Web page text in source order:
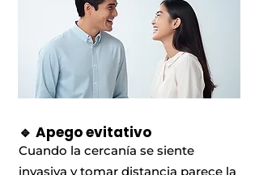
🔹 Apego evitativo
Cuando la cercanía se siente
invasiva y tomar distancia parece la